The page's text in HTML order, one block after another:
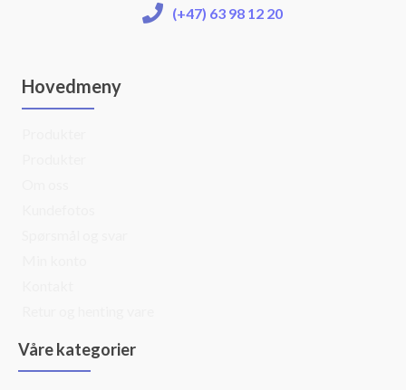
(+47) 63 98 12 20
Hovedmeny
Våre kategorier